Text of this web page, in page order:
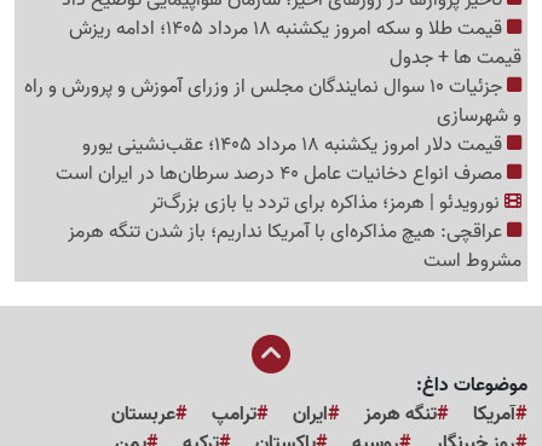
قیمت طلا و سکه امروز یکشنبه 18 مرداد 1405؛ ادامه ریزش
قیمت ها + جدول
جزئیات 10 سوال نمایندگان مجلس از وزرای آموزش و پرورش و راه
و شهرسازی
قیمت دلار امروز یکشنبه 18 مرداد 1405؛ عقب‌نشینی یورو
مصرف انواع دخانیات عامل 40 درصد سرطان‌ها در ایران است
نورویدئو | هرمز؛ مذاکره برای تردد یا بازی بزرگ‌تر
عراقچی: هیچ مذاکره‌ای با آمریکا نداریم؛ باز شدن تنگه هرمز
مشروط است
موضوعات داغ:
آمریکا
تنگه هرمز ایران ترامپ
عربستان